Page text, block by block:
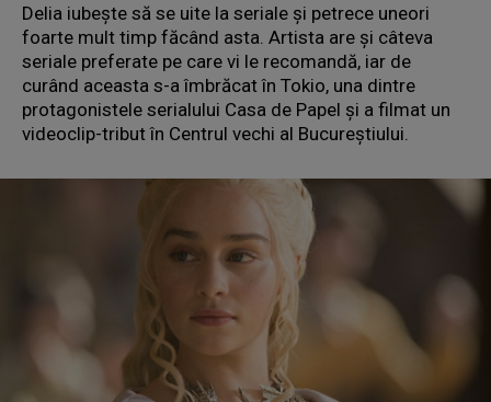
Delia iubește să se uite la seriale și petrece uneori
foarte mult timp făcând asta. Artista are și câteva
seriale preferate pe care vi le recomandă, iar de
curând aceasta s-a îmbrăcat în Tokio, una dintre
protagonistele serialului Casa de Papel și a filmat un
videoclip-tribut în Centrul vechi al Bucureștiului.